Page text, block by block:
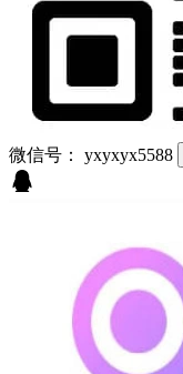
微信号： yxyxyx5588